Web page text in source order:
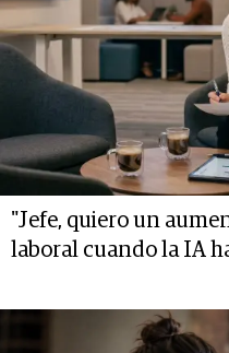
"Jefe, quiero un
laboral cuando la IA